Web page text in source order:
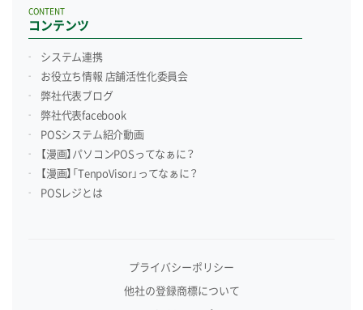
コンテンツ
CONTENT
システム連携
お役立ち情報 店舗活性化委員会
弊社代表ブログ
弊社代表facebook
POSシステム紹介動画
【漫画】パソコンPOSってなぁに？
【漫画】「TenpoVisor」ってなぁに？
POSレジとは
プライバシーポリシー
他社の登録商標について